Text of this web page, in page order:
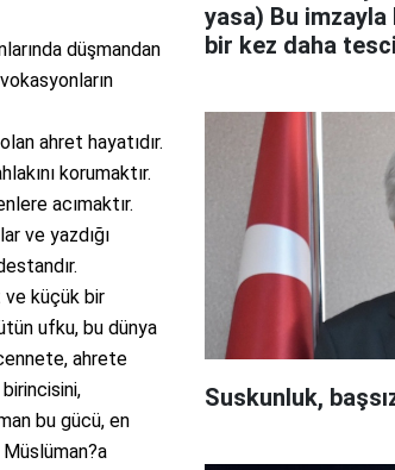
düşmandan
ahret hayatıdır.
korumaktır.
acımaktır.
ve yazdığı
ve küçük bir
ufku, bu dünya
ahrete
bu gücü, en
Müslüman?a
yasa) Bu imzayla
bir kez daha
Suskunluk,